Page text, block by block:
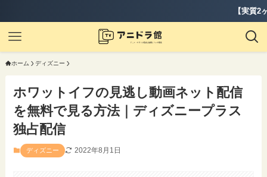
【実質2ヶ月無料】『ディ
ホーム ディズニー
ホワットイフの見逃し動画ネット配信
を無料で見る方法｜ディズニープラス
独占配信
ディズニー 2022年8月1日